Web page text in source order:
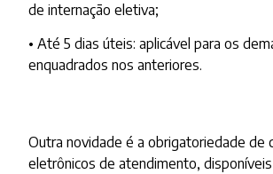
de internação eletiva;
• Até 5 dias úteis: aplicável para os
enquadrados nos anteriores.
Outra novidade é a obrigatoriedade de
eletrônicos de atendimento,